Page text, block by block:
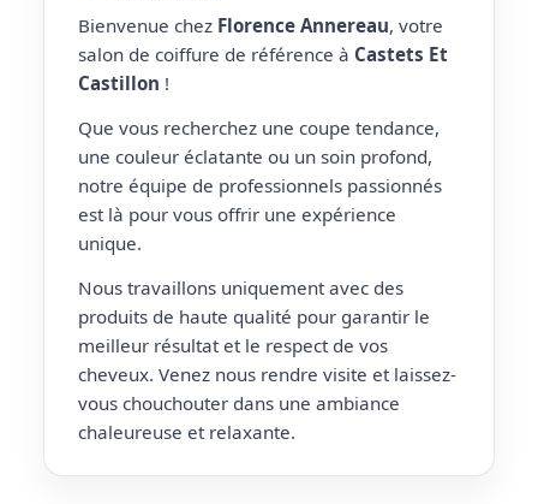
Bienvenue chez Florence Annereau, votre
salon de coiffure de référence à Castets Et
Castillon !
Que vous recherchez une coupe tendance,
une couleur éclatante ou un soin profond,
notre équipe de professionnels passionnés
est là pour vous offrir une expérience
unique.
Nous travaillons uniquement avec des
produits de haute qualité pour garantir le
meilleur résultat et le respect de vos
cheveux. Venez nous rendre visite et laissez-
vous chouchouter dans une ambiance
chaleureuse et relaxante.